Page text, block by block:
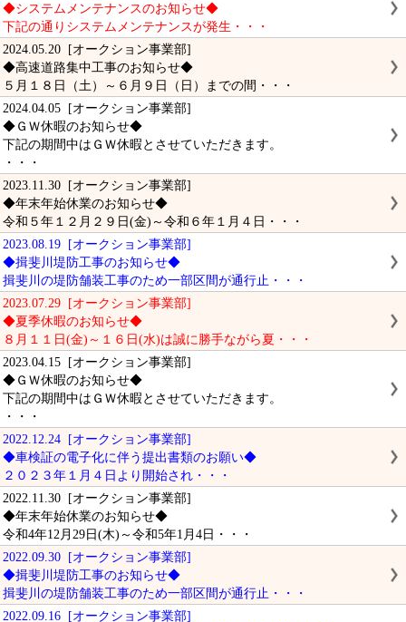
◆システムメンテナンスのお知らせ◆
下記の通りシステムメンテナンスが発生・・・
2024.05.20 [オークション事業部]
◆高速道路集中工事のお知らせ◆
５月１８日（土）～６月９日（日）までの間・・・
2024.04.05 [オークション事業部]
◆ＧＷ休暇のお知らせ◆
下記の期間中はＧＷ休暇とさせていただきます。
・・・
2023.11.30 [オークション事業部]
◆年末年始休業のお知らせ◆
令和５年１２月２９日(金)～令和６年１月４日・・・
2023.08.19 [オークション事業部]
◆揖斐川堤防工事のお知らせ◆
揖斐川の堤防舗装工事のため一部区間が通行止・・・
2023.07.29 [オークション事業部]
◆夏季休暇のお知らせ◆
８月１１日(金)～１６日(水)は誠に勝手ながら夏・・・
2023.04.15 [オークション事業部]
◆ＧＷ休暇のお知らせ◆
下記の期間中はＧＷ休暇とさせていただきます。
・・・
2022.12.24 [オークション事業部]
◆車検証の電子化に伴う提出書類のお願い◆
２０２３年１月４日より開始され・・・
2022.11.30 [オークション事業部]
◆年末年始休業のお知らせ◆
令和4年12月29日(木)～令和5年1月4日・・・
2022.09.30 [オークション事業部]
◆揖斐川堤防工事のお知らせ◆
揖斐川の堤防舗装工事のため一部区間が通行止・・・
2022.09.16 [オークション事業部]